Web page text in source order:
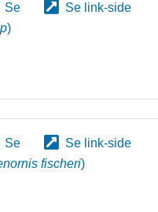
Se
Se link-side
)
Se
Se link-side
fischeri)